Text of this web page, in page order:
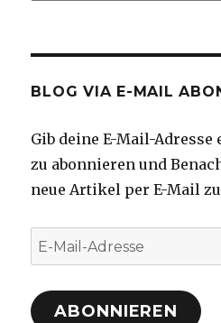
BLOG VIA E-MAIL
Gib deine E-Mail-Adresse
zu abonnieren und
neue Artikel per E-Mail
E-
Mail-
Adresse
ABONNIEREN